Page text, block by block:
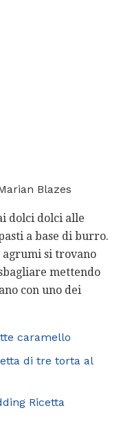
Blazes
dolci dolci alle
a base di burro.
agrumi si trovano
mettendo
con uno dei
caramello
di tre torta al
Ricetta